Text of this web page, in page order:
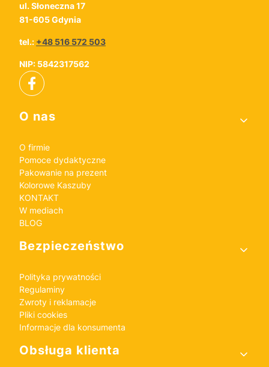
ul. Słoneczna 17
81-605 Gdynia
tel.: +48 516 572 503
NIP: 5842317562
Linki w stopce
O nas
O firmie
Pomoce dydaktyczne
Pakowanie na prezent
Kolorowe Kaszuby
KONTAKT
W mediach
BLOG
Bezpieczeństwo
Polityka prywatności
Regulaminy
Zwroty i reklamacje
Pliki cookies
Informacje dla konsumenta
Obsługa klienta